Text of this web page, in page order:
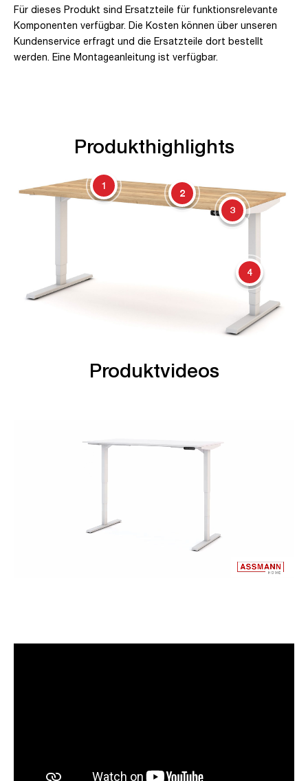
Für dieses Produkt sind Ersatzteile für funktionsrelevante
Komponenten verfügbar. Die Kosten können über unseren
Kundenservice erfragt und die Ersatzteile dort bestellt
werden. Eine Montageanleitung ist verfügbar.
Produkthighlights
1
2
3
4
Produktvideos